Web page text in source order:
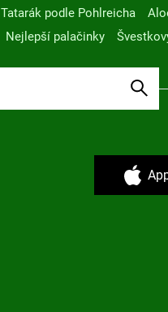
Tatarák podle Pohlreicha
Nejlepší palačinky